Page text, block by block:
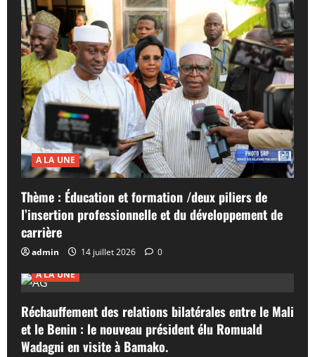
A LA UNE
Thème : Éducation et formation /deux piliers de
l’insertion professionnelle et du développement de
carrière
admin 14 juillet 2026
0
A LA UNE
Réchauffement des relations bilatérales entre le Mali
et le Benin : le nouveau président élu Romuald
Wadagni en visite à Bamako.